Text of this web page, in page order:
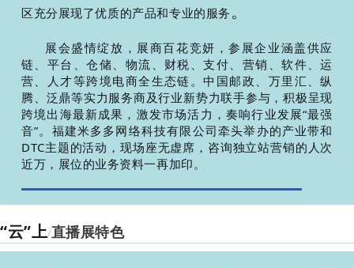
区充分展现了优质的产品和专业的服务 。
展会盛情绽放，展商百花竞妍，参展企业涵盖供应
链、平台、仓储、物流、财税、支付、营销、软件、运
营、人才等跨境电商全生态链。中国邮政、万里汇、纵
腾、泛鼎等实力服务商及行业新势力联手参与，积极呈现
跨境出海最新成果，激发市场活力，奏响行业发展“最强
音”。福建米多多网络科技有限公司牵头举办的产业带和
DTC主题的活动，现场座无虚席，咨询独立站营销的人次
近万，展位的业务资料一再加印。
“云”上/直播展特色